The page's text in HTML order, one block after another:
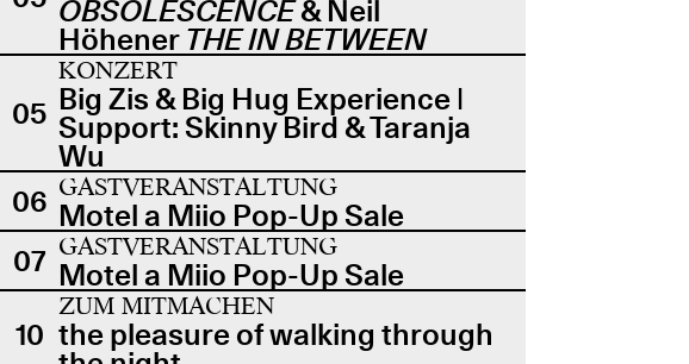
OBSOLESCENCE& Neil
Höhener THE IN BETWEEN
05
KONZERT
Big Zis & Big Hug Experience |
Support: Skinny Bird & Taranja
Wu
06 GASTVERANSTALTUNG
Motel a Miio Pop-Up Sale
07 GASTVERANSTALTUNG
Motel a Miio Pop-Up Sale
10
ZUM MITMACHEN
the pleasure of walking through